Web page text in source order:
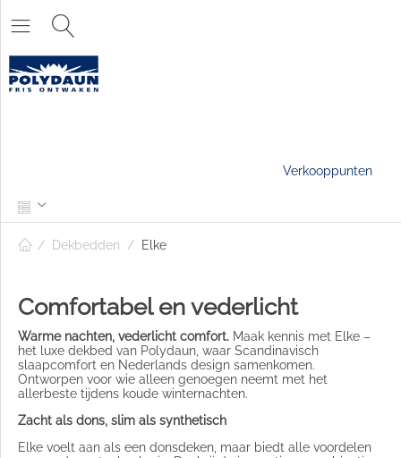
Verkooppunten
/ Dekbedden / Elke
Comfortabel en vederlicht
Warme nachten, vederlicht comfort. Maak kennis met Elke –
het luxe dekbed van Polydaun, waar Scandinavisch
slaapcomfort en Nederlands design samenkomen.
Ontworpen voor wie alleen genoegen neemt met het
allerbeste tijdens koude winternachten.
Zacht als dons, slim als synthetisch
Elke voelt aan als een donsdeken, maar biedt alle voordelen